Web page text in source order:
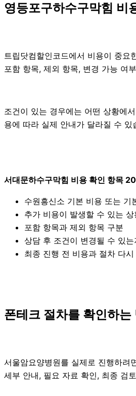
영등포구하수구막힘
트립닷컴할인코드에서 비용이 중
포함 항목, 제외 항목, 변경 가능 여
조건이 있는 경우에는 어떤 상황에
용에 따라 실제 안내가 달라질 수
서대문하수구막힘 비용 확인 항목
수원흥신소 기본 비용 또는 기
추가 비용이 발생할 수 있는 상
포함 항목과 제외 항목 구분
상담 후 조건이 변경될 수 있는
최종 진행 전 비용과 절차 다시
폰테크 절차를 확인하는
서울암요양병원를 실제로 진행하
세부 안내, 필요 자료 확인, 최종 검